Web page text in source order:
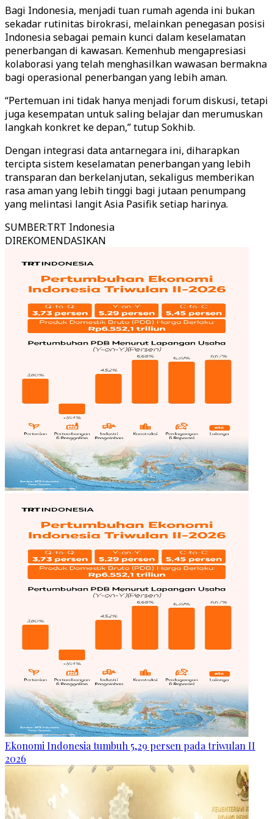
Bagi Indonesia, menjadi tuan rumah agenda ini bukan
sekadar rutinitas birokrasi, melainkan penegasan posisi
Indonesia sebagai pemain kunci dalam keselamatan
penerbangan di kawasan. Kemenhub mengapresiasi
kolaborasi yang telah menghasilkan wawasan bermakna
bagi operasional penerbangan yang lebih aman.
“Pertemuan ini tidak hanya menjadi forum diskusi, tetapi
juga kesempatan untuk saling belajar dan merumuskan
langkah konkret ke depan,” tutup Sokhib.
Dengan integrasi data antarnegara ini, diharapkan
tercipta sistem keselamatan penerbangan yang lebih
transparan dan berkelanjutan, sekaligus memberikan
rasa aman yang lebih tinggi bagi jutaan penumpang
yang melintasi langit Asia Pasifik setiap harinya.
SUMBER:TRT Indonesia
DIREKOMENDASIKAN
Ekonomi Indonesia tumbuh 5,29 persen pada triwulan II
2026